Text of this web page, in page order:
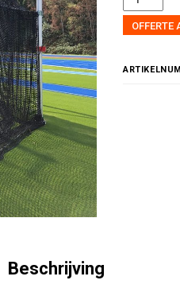
OFFERTE
Beschrijving